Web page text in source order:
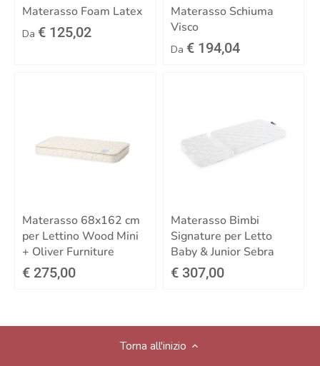
Materasso Foam Latex
Da € 125,02
Materasso Schiuma
Visco
Da € 194,04
Materasso 68x162 cm
per Lettino Wood Mini
+ Oliver Furniture
€ 275,00
Materasso Bimbi
Signature per Letto
Baby & Junior Sebra
€ 307,00
Torna all'inizio